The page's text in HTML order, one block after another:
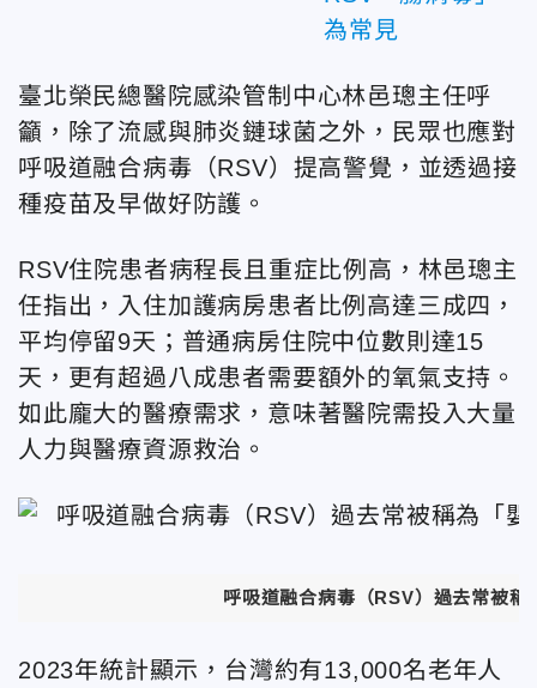
為常見
臺北榮民總醫院感染管制中心林邑璁主任呼
籲，除了流感與肺炎鏈球菌之外，民眾也應對
呼吸道融合病毒（RSV）提高警覺， 並透過接
種疫苗及早做好防護。
RSV住院患者病程長且重症比例高， 林邑璁主
任指出， 入住加護病房患者比例高達三成四，
平均停留9天； 普通病房住院中位數則達15
天， 更有超過八成患者需要額外的氧氣支持。
如此龐大的醫療需求，意味著醫院需投入大量
人力與醫療資源救治。
呼吸道融合病毒（RSV）過去常被
2023年統計顯示，台灣約有13,000名老年人